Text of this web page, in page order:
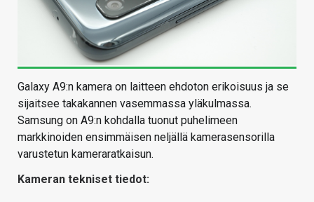
Galaxy A9:n kamera on laitteen ehdoton erikoisuus ja se
sijaitsee takakannen vasemmassa yläkulmassa.
Samsung on A9:n kohdalla tuonut puhelimeen
markkinoiden ensimmäisen neljällä kamerasensorilla
varustetun kameraratkaisun.
Kameran tekniset tiedot: